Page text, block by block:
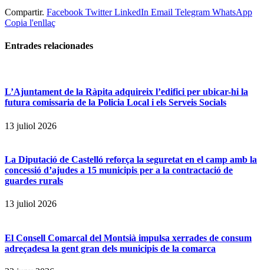
Compartir. Facebook Twitter LinkedIn Email Telegram WhatsApp
Copia l'enllaç
Entrades relacionades
L’Ajuntament de la Ràpita adquireix l’edifici per ubicar-hi la
futura comissaria de la Policia Local i els Serveis Socials
13 juliol 2026
La Diputació de Castelló reforça la seguretat en el camp amb la
concessió d’ajudes a 15 municipis per a la contractació de
guardes rurals
13 juliol 2026
El Consell Comarcal del Montsià impulsa xerrades de consum
adreçadesa la gent gran dels municipis de la comarca